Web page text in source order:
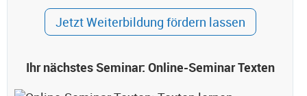
Jetzt Weiterbildung fördern lassen
Ihr nächstes Seminar: Online-Seminar Texten